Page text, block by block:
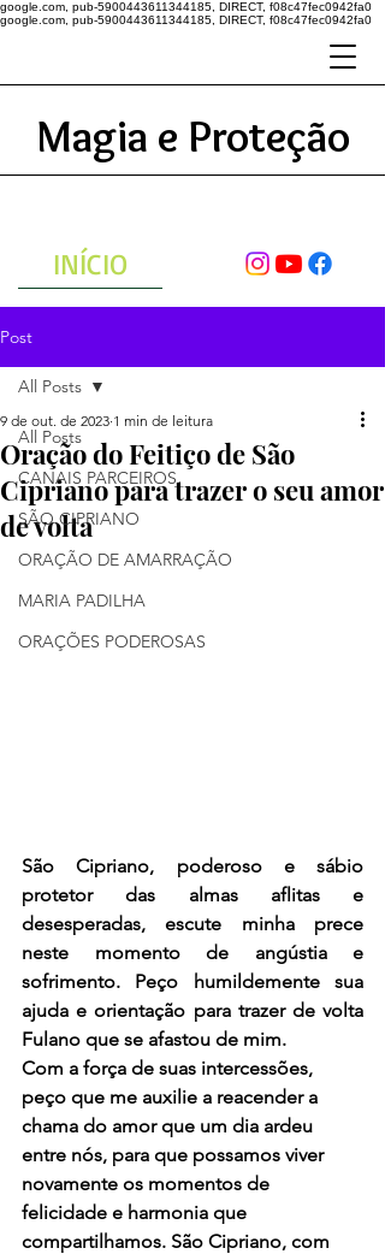
google.com, pub-5900443611344185, DIRECT, f08c47fec0942fa0
google.com, pub-5900443611344185, DIRECT, f08c47fec0942fa0
Magia e Proteção
INÍCIO
Post
All Posts
CANAIS PARCEIROS
SÃO CIPRIANO
ORAÇÃO DE AMARRAÇÃO
MARIA PADILHA
ORAÇÕES PODEROSAS
All Posts
Oração do Feitiço de São
Cipriano para trazer o seu amor
de volta
9 de out. de 2023 1 min de leitura
São Cipriano, poderoso e sábio
protetor das almas aflitas e
desesperadas, escute minha prece
neste momento de angústia e
sofrimento. Peço humildemente sua
ajuda e orientação para trazer de volta
Fulano que se afastou de mim.
Com a força de suas intercessões,
peço que me auxilie a reacender a
chama do amor que um dia ardeu
entre nós, para que possamos viver
novamente os momentos de
felicidade e harmonia que
compartilhamos. São Cipriano, com